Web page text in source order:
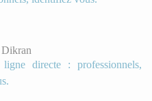
directe : professionnels,